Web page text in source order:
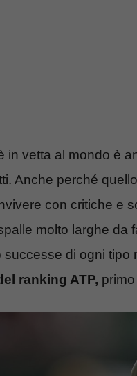
in vetta al mondo è
Anche perché
con critiche e
molto larghe da
successe di ogni tipo
ranking ATP,